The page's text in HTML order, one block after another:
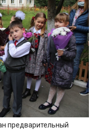
предварительный